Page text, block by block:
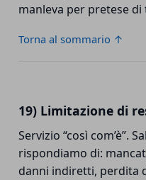
manleva per pretese di
Torna al sommario ↑
19) Limitazione di
Servizio “così com’è”.
rispondiamo di:
danni indiretti, perdita